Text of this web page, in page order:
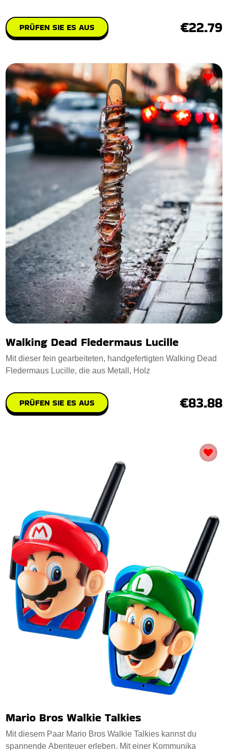
PRÜFEN SIE ES AUS €22.79
Walking Dead Fledermaus Lucille
Mit dieser fein gearbeiteten, handgefertigten Walking Dead
Fledermaus Lucille, die aus Metall, Holz
PRÜFEN SIE ES AUS €83.88
Mario Bros Walkie Talkies
Mit diesem Paar Mario Bros Walkie Talkies kannst du
spannende Abenteuer erleben. Mit einer Kommunika